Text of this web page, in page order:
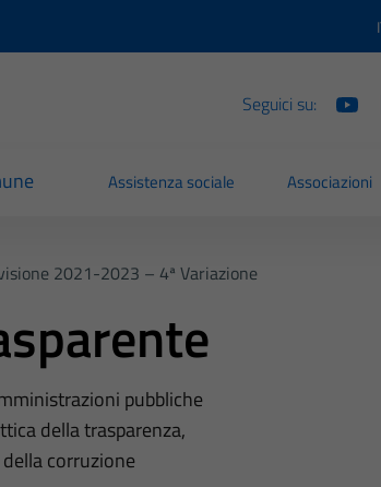
Seguici su:
Assistenza sociale Associazioni
2021-2023 – 4ª Variazione
pubbliche
della trasparenza,
corruzione